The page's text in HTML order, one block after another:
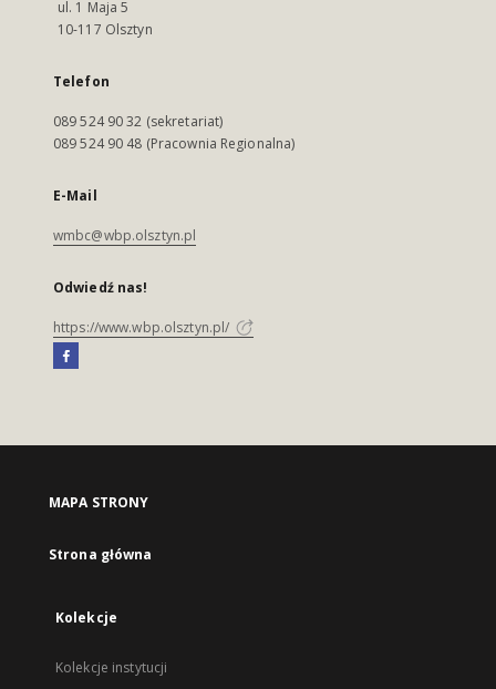
ul. 1 Maja 5
10-117 Olsztyn
Telefon
089 524 90 32 (sekretariat)
089 524 90 48 (Pracownia Regionalna)
E-Mail
wmbc@wbp.olsztyn.pl
Odwiedź nas!
https://www.wbp.olsztyn.pl/
MAPA STRONY
Strona główna
Kolekcje
Kolekcje instytucji